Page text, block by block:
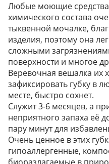
Любые моющие средства
химического состава
тыквенной мочалке,
изделия, поэтому она
сложными
поверхности и многое
Веревочная вешалка их
зафиксировать губку в
месте, быстро сохнет.
Служит 3-6 месяцев, а
неприятного запаха её
пару минут для
Очень ценное в этих
гипоаллергенные,